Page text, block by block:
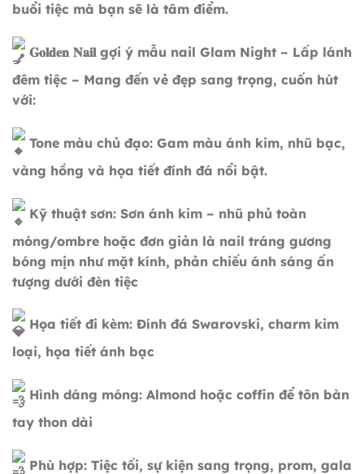
buổi tiệc mà bạn sẽ là tâm điểm.
𝐆𝐨𝐥𝐝𝐞𝐧 𝐍𝐚𝐢𝐥 gợi ý mẫu nail Glam Night – Lấp lánh
đêm tiệc – Mang đến vẻ đẹp sang trọng, cuốn hút
với:
Tone màu chủ đạo: Gam màu ánh kim, nhũ bạc,
vàng hồng và họa tiết đính đá nổi bật.
Kỹ thuật sơn: Sơn ánh kim – nhũ phủ toàn
móng/ombre hoặc đơn giản là nail tráng gương
bóng mịn như mặt kính, phản chiếu ánh sáng ấn
tượng dưới đèn tiệc
Họa tiết đi kèm: Đính đá Swarovski, charm kim
loại, họa tiết ánh bạc
Hình dáng móng: Almond hoặc coffin để tôn bàn
tay thon dài
Phù hợp: Tiệc tối, sự kiện sang trọng, prom, gala